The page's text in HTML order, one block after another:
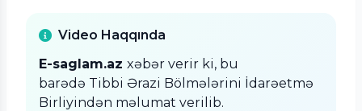
Video Haqqında
E-saglam.az xəbər verir ki, bu
barədə Tibbi Ərazi Bölmələrini İdarəetmə
Birliyindən məlumat verilib.